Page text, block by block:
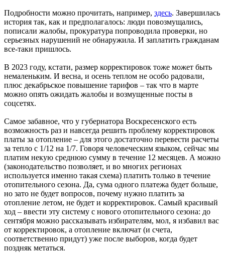
Подробности можно прочитать, например, здесь. Завершилась
история так, как и предполагалось: люди повозмущались,
пописали жалобы, прокуратура попроводила проверки, но
серьезных нарушений не обнаружила. И заплатить гражданам
все-таки пришлось.
В 2023 году, кстати, размер корректировок тоже может быть
немаленьким. И весна, и осень теплом не особо радовали,
плюс декабрьское повышение тарифов – так что в марте
можно опять ожидать жалобы и возмущенные посты в
соцсетях.
Самое забавное, что у губернатора Воскресенского есть
возможность раз и навсегда решить проблему корректировок
платы за отопление – для этого достаточно перевести расчеты
за тепло с 1/12 на 1/7. Говоря человеческим языком, сейчас мы
платим некую среднюю сумму в течение 12 месяцев. А можно
(законодательство позволяет, и во многих регионах
используется именно такая схема) платить только в течение
отопительного сезона. Да, сума одного платежа будет больше,
но зато не будет вопросов, почему нужно платить за
отопление летом, не будет и корректировок. Самый красивый
ход – ввести эту систему с нового отопительного сезона: до
сентября можно рассказывать избирателям, мол, я избавил вас
от корректировок, а отопление включат (и счета,
соответственно придут) уже после выборов, когда будет
поздняк метаться.